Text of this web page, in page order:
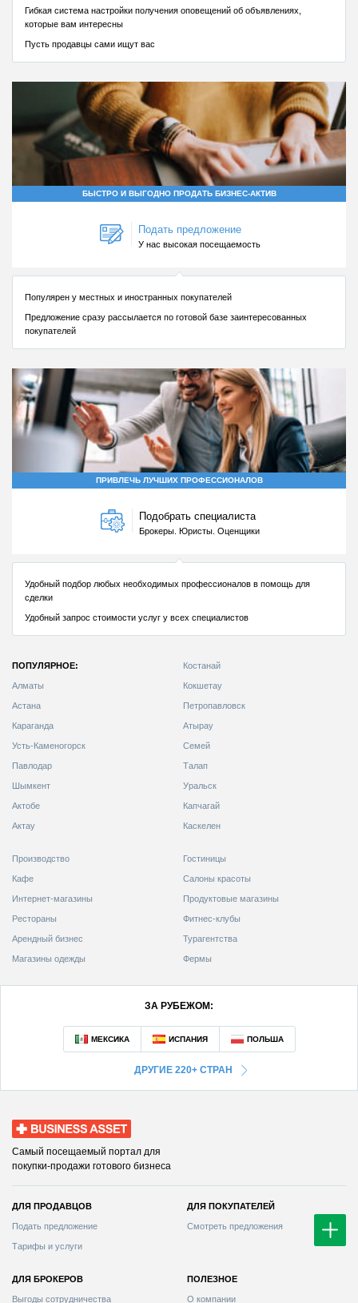
ПОПУЛЯРНОЕ:
Алматы
Астана
Караганда
Усть-Каменогорск
Павлодар
Шымкент
Актобе
Актау
Костанай
Кокшетау
Петропавловск
Атырау
Семей
Талап
Уральск
Капчагай
Каскелен
Производство
Кафе
Интернет-магазины
Рестораны
Арендный бизнес
Магазины одежды
Гостиницы
Салоны красоты
Продуктовые магазины
Фитнес-клубы
Турагентства
Фермы
ЗА РУБЕЖОМ:
ДРУГИЕ 220+ СТРАН
Business Asset
Самый посещаемый портал для
покупки-продажи готового бизнеса
ДЛЯ ПРОДАВЦОВ
Тарифы и услуги
ДЛЯ ПОКУПАТЕЛЕЙ
Смотреть предложения
ДЛЯ БРОКЕРОВ
Выгоды сотрудничества
ПОЛЕЗНОЕ
О компании